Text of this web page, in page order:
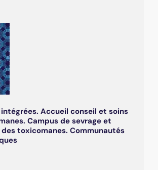
Accueil conseil et soins
Campus de sevrage et
toxicomanes. Communautés